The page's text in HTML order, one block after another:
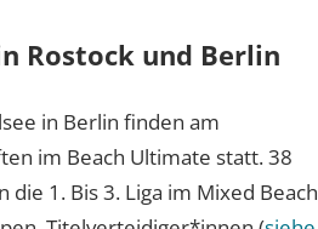
Rostock und Berlin
in Berlin finden am
im Beach Ultimate statt. 38
1. Bis 3. Liga im Mixed Beach